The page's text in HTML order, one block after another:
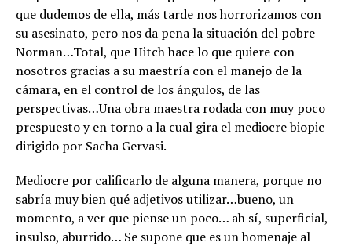
que dudemos de ella, más tarde nos horrorizamos con
su asesinato, pero nos da pena la situación del pobre
Norman…Total, que Hitch hace lo que quiere con
nosotros gracias a su maestría con el manejo de la
cámara, en el control de los ángulos, de las
perspectivas…Una obra maestra rodada con muy poco
prespuesto y en torno a la cual gira el mediocre biopic
dirigido por Sacha Gervasi.
Mediocre por calificarlo de alguna manera, porque no
sabría muy bien qué adjetivos utilizar…bueno, un
momento, a ver que piense un poco… ah sí, superficial,
insulso, aburrido… Se supone que es un homenaje al